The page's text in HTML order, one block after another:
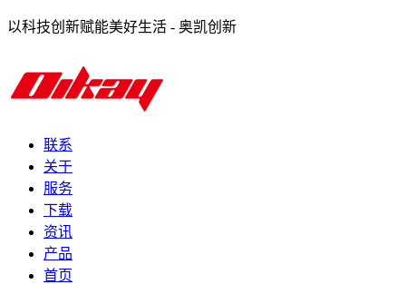
以科技创新赋能美好生活 - 奥凯创新
联系
关于
服务
下载
资讯
产品
首页